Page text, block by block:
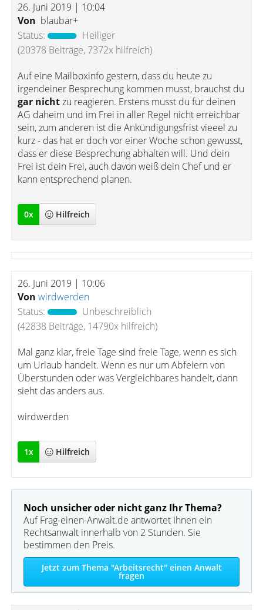
26. Juni 2019 | 10:04
Von blaubär+
Status:
Heiliger
(20378 Beiträge, 7372x hilfreich)
Auf eine Mailboxinfo gestern, dass du heute zu
irgendeiner Besprechung kommen musst, brauchst du
gar nichtzu reagieren. Erstens musst du für deinen
AG daheim und im Frei in aller Regel nicht erreichbar
sein, zum anderen ist die Ankündigungsfrist vieeel zu
kurz - das hat er doch vor einer Woche schon gewusst,
dass er diese Besprechung abhalten will. Und dein
Frei ist dein Frei, auch davon weiß dein Chef und er
kann entsprechend planen.
0x Hilfreich
26. Juni 2019 | 10:06
Von wirdwerden
Status:
Unbeschreiblich
(42838 Beiträge, 14790x hilfreich)
Mal ganz klar, freie Tage sind freie Tage, wenn es sich
um Urlaub handelt. Wenn es nur um Abfeiern von
Überstunden oder was Vergleichbares handelt, dann
sieht das anders aus.
wirdwerden
1x Hilfreich
Noch unsicher oder nicht ganz Ihr Thema?
Auf Frag-einen-Anwalt.de antwortet Ihnen ein
Rechtsanwalt innerhalb von 2 Stunden. Sie
bestimmen den Preis.
Jetzt zum Thema "Arbeitsrecht" einen Anwalt
fragen